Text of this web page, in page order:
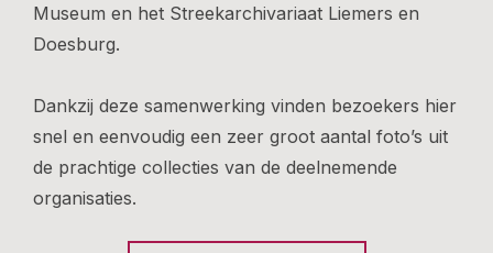
Museum en het Streekarchivariaat Liemers en
Doesburg.
Dankzij deze samenwerking vinden bezoekers hier
snel en eenvoudig een zeer groot aantal foto’s uit
de prachtige collecties van de deelnemende
organisaties.